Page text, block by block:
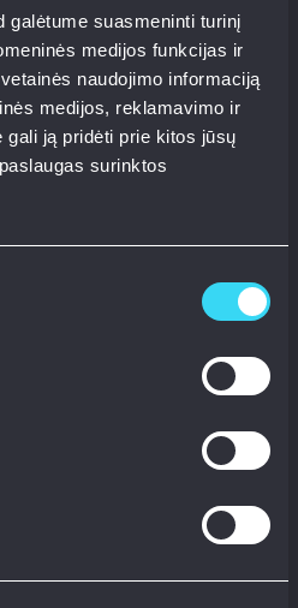
galėtume suasmeninti turinį
medijos funkcijas ir
naudojimo informaciją
medijos, reklamavimo ir
ją pridėti prie kitos jūsų
surinktos